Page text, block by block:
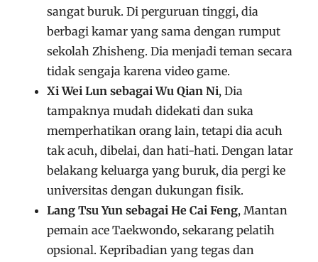
sangat buruk. Di perguruan tinggi, dia
berbagi kamar yang sama dengan rumput
sekolah Zhisheng. Dia menjadi teman secara
tidak sengaja karena video game.
Xi Wei Lun sebagai Wu Qian Ni, Dia
tampaknya mudah didekati dan suka
memperhatikan orang lain, tetapi dia acuh
tak acuh, dibelai, dan hati-hati. Dengan latar
belakang keluarga yang buruk, dia pergi ke
universitas dengan dukungan fisik.
Lang Tsu Yun sebagai He Cai Feng, Mantan
pemain ace Taekwondo, sekarang pelatih
opsional. Kepribadian yang tegas dan